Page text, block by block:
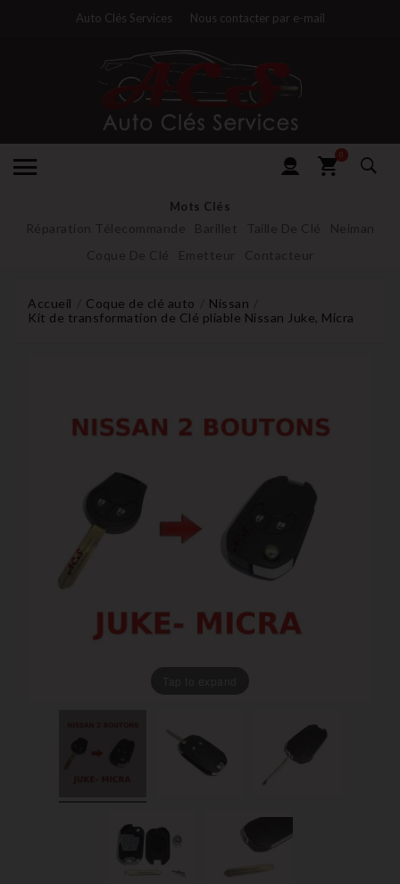
Auto Clés Services Nous contacter par e-mail
0
Mots Clés
Réparation Télecommande Barillet Taille De Clé
Neiman
Coque De Clé
Emetteur Contacteur
Accueil Coque de clé auto
Nissan
Kit de transformation de Clé pliable Nissan Juke, Micra